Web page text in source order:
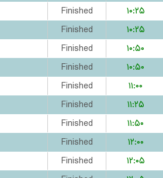
Finished
۱۰:۲۵
Finished
۱۰:۲۵
Finished
۱۰:۵۰
Finished
۱۰:۵۰
Finished
۱۱:۰۰
Finished
۱۱:۲۵
Finished
۱۱:۵۰
Finished
۱۲:۰۰
Finished
۱۲:۰۵